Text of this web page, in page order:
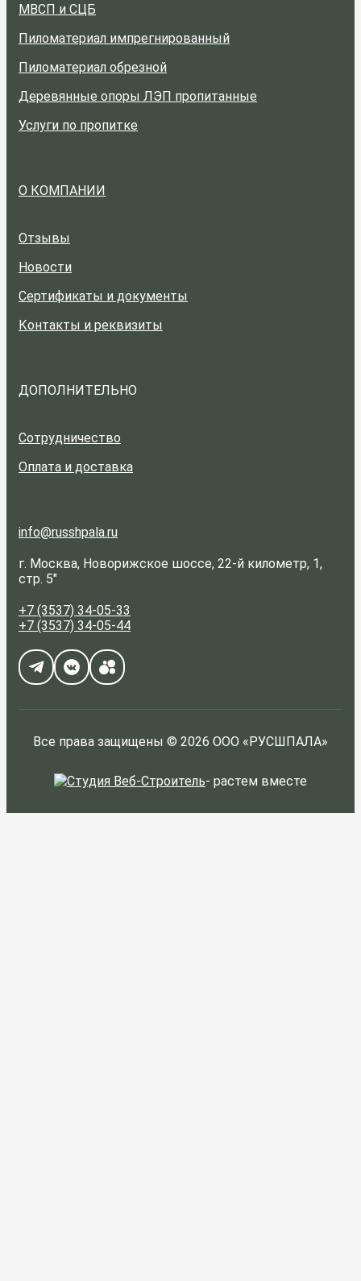
МВСП и СЦБ
Пиломатериал импрегнированный
Пиломатериал обрезной
Деревянные опоры ЛЭП пропитанные
Услуги по пропитке
О КОМПАНИИ
Отзывы
Новости
Сертификаты и документы
Контакты и реквизиты
ДОПОЛНИТЕЛЬНО
Сотрудничество
Оплата и доставка
info@russhpala.ru
г. Москва, Новорижское шоссе, 22-й километр, 1,
стр. 5"
+7 (3537) 34-05-33
+7 (3537) 34-05-44
Все права защищены © 2026 ООО «РУСШПАЛА»
- растем вместе